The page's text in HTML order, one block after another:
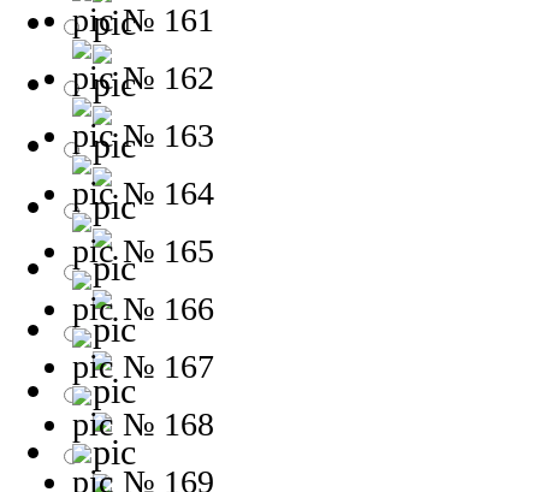
№ 161
№ 162
№ 163
№ 164
№ 165
№ 166
№ 167
№ 168
№ 169